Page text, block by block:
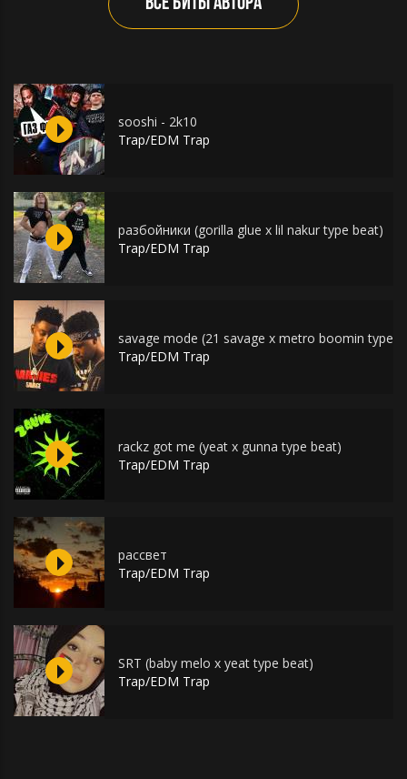
sooshi - 2k10
Trap/EDM Trap
разбойники (gorilla glue x lil nakur type beat)
Trap/EDM Trap
savage mode (21 savage x metro boomin type
Trap/EDM Trap
rackz got me (yeat x gunna type beat)
Trap/EDM Trap
рассвет
Trap/EDM Trap
SRT (baby melo x yeat type beat)
Trap/EDM Trap